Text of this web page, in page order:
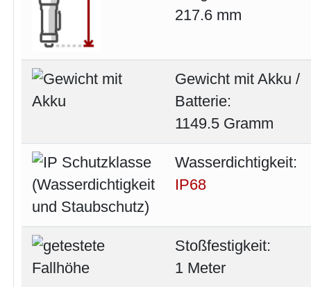
217.6 mm
Gewicht mit Akku /
Batterie:
1149.5 Gramm
Wasserdichtigkeit:
IP68
Stoßfestigkeit:
1 Meter